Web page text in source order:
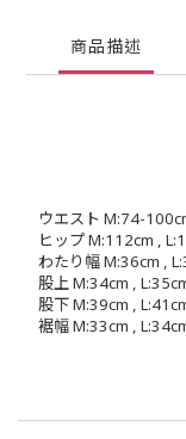
商品描述
ウエスト M:74-
ヒップ M:112cm ,
わたり幅 M:36cm ,
股上 M:34cm ,
股下 M:39cm ,
裾幅 M:33cm ,